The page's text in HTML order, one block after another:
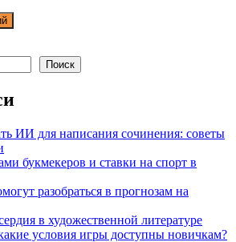
Поиск
ИИ для написания сочинения: советы
букмекеров и ставки на спорт в
разобраться в прогнозам на
в художественной литературе
условия игры доступны новичкам?